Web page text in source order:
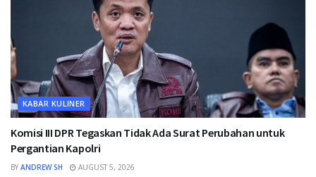
KABAR KULINER
Komisi III DPR Tegaskan Tidak Ada Surat Perubahan untuk
Pergantian Kapolri
BY ANDREW SH AUGUST 5, 2026